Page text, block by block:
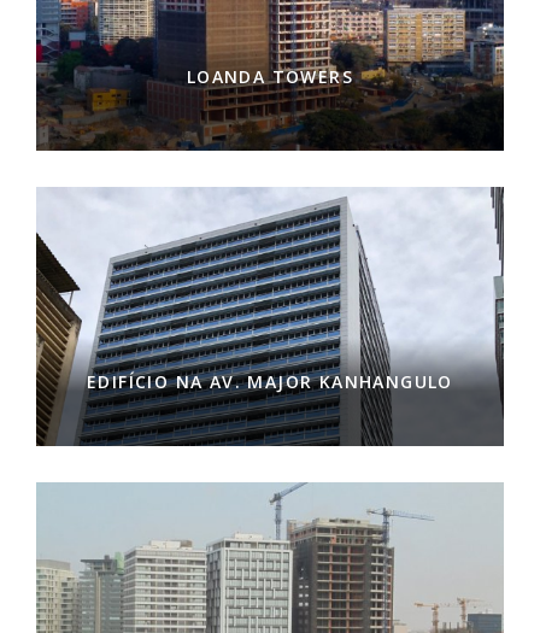
LOANDA TOWERS
EDIFÍCIO NA AV. MAJOR KANHANGULO